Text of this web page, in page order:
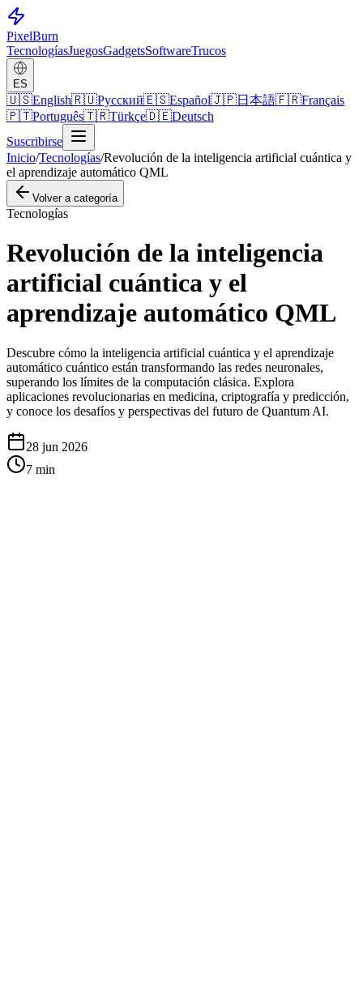
PixelBurn
TecnologíasJuegosGadgetsSoftwareTrucos
ES
🇺🇸English🇷🇺Русский🇪🇸Español🇯🇵日本語🇫🇷Français
🇵🇹Português🇹🇷Türkçe🇩🇪Deutsch
Suscribirse
Inicio/Tecnologías/Revolución de la inteligencia artificial cuántica y
el aprendizaje automático QML
Volver a categoría
Tecnologías
Revolución de la inteligencia
artificial cuántica y el
aprendizaje automático QML
Descubre cómo la inteligencia artificial cuántica y el aprendizaje
automático cuántico están transformando las redes neuronales,
superando los límites de la computación clásica. Explora
aplicaciones revolucionarias en medicina, criptografía y predicción,
y conoce los desafíos y perspectivas del futuro de Quantum AI.
28 jun 2026
7 min